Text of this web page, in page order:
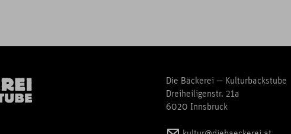
Die Bäckerei — Kulturbackstube
Dreiheiligenstr. 21a
6020 Innsbruck